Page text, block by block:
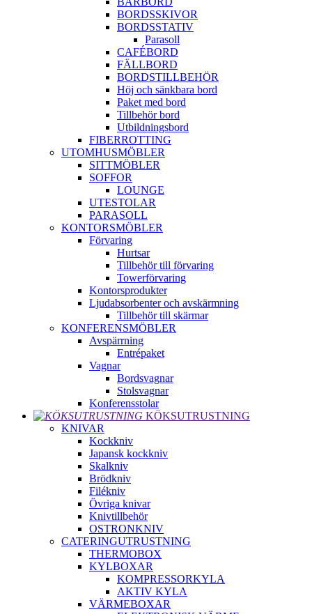
BORDSSKIVOR
BORDSSTATIV
Parasoll
CAFÉBORD
FÄLLBORD
BORDSTILLBEHÖR
Höj och sänkbara bord
Paket med bord
Tillbehör bord
Utbildningsbord
FIBERROTTING
UTOMHUSMÖBLER
SITTMÖBLER
SOFFOR
LOUNGE
UTESTOLAR
PARASOLL
KONTORSMÖBLER
Förvaring
Hurtsar
Tillbehör till förvaring
Towerförvaring
Kontorsprodukter
Ljudabsorbenter och avskärmning
Tillbehör till skärmar
KONFERENSMÖBLER
Avspärrning
Entrépaket
Vagnar
Bordsvagnar
Stolsvagnar
Konferensstolar
KÖKSUTRUSTNING
KNIVAR
Kockkniv
Japansk kockkniv
Skalkniv
Brödkniv
Filékniv
Övriga knivar
Knivtillbehör
OSTRONKNIV
CATERINGUTRUSTNING
THERMOBOX
KYLBOXAR
KOMPRESSORKYLA
AKTIV KYLA
VÄRMEBOXAR